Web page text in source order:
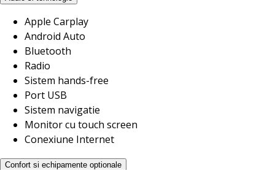
Apple Carplay
Android Auto
Bluetooth
Radio
Sistem hands-free
Port USB
Sistem navigatie
Monitor cu touch screen
Conexiune Internet
Confort si echipamente optionale